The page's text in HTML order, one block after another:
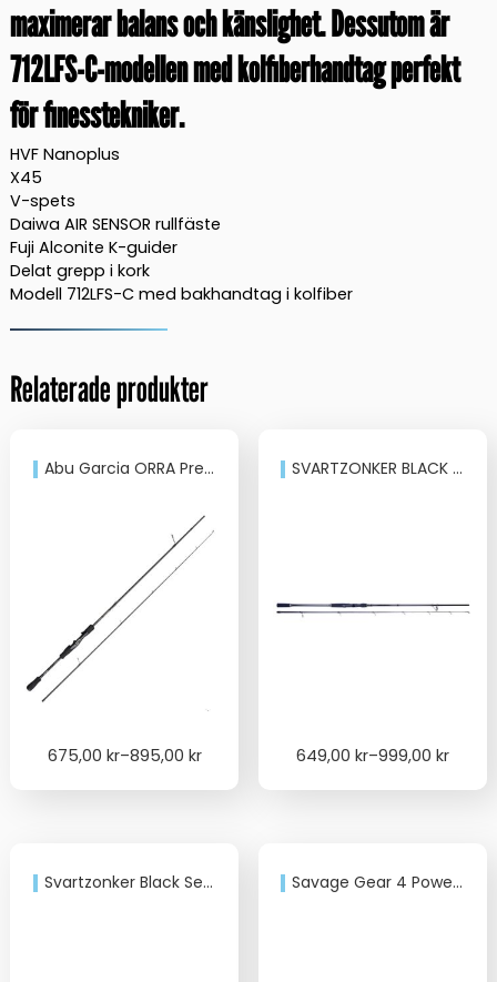
maximerar balans och känslighet. Dessutom är
712LFS-C-modellen med kolfiberhandtag perfekt
för finesstekniker.
HVF Nanoplus
X45
V-spets
Daiwa AIR SENSOR rullfäste
Fuji Alconite K-guider
Delat grepp i kork
Modell 712LFS-C med bakhandtag i kolfiber
Relaterade produkter
Abu Garcia ORRA Predator
675,00 kr–895,00 kr
Price
SVARTZONKER BLACK SERIES ”THE HORIZON” Haspelspön
649,00 kr–999,00 kr
Price
Svartzonker Black Series Pro 8’4” 30-90g Spinning
Savage Gear 4 Power Game 8f 243cm 35-100gr